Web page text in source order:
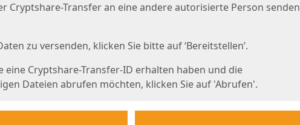
Cryptshare-Transfer an eine andere autorisierte Person senden
zu versenden, klicken Sie bitte auf ‘Bereitstellen’.
eine Cryptshare-Transfer-ID erhalten haben und die
Dateien abrufen möchten, klicken Sie auf 'Abrufen'.